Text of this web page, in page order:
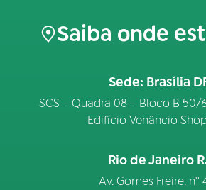
Saiba onde
Sede: Brasília
SCS – Quadra 08 – Bloco B 50/
Edifício Venâncio
Rio de Janeiro
Av. Gomes Freire, n°